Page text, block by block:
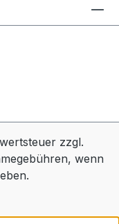
zzgl.
wenn